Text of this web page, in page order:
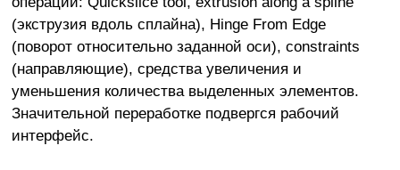
(экструзия вдоль сплайна), Hinge From Edge
(поворот относительно заданной оси), constraints
(направляющие), средства увеличения и
уменьшения количества выделенных элементов.
Значительной переработке подвергся рабочий
интерфейс.